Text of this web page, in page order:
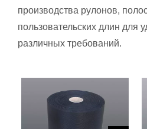
производства рулонов,
пользовательских длин для
различных требований.